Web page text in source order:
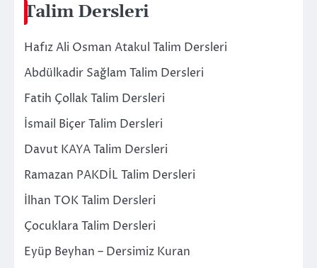
Talim Dersleri
Hafız Ali Osman Atakul Talim Dersleri
Abdülkadir Sağlam Talim Dersleri
Fatih Çollak Talim Dersleri
İsmail Biçer Talim Dersleri
Davut KAYA Talim Dersleri
Ramazan PAKDİL Talim Dersleri
İlhan TOK Talim Dersleri
Çocuklara Talim Dersleri
Eyüp Beyhan – Dersimiz Kuran